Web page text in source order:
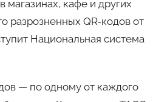
магазинах, кафе и других
разрозненных QR‑кодов от
Национальная система
— по одному от каждого